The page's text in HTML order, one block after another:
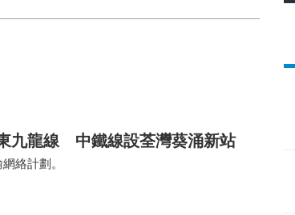
九龍線 中鐵線設荃灣葵涌新站
絡計劃。